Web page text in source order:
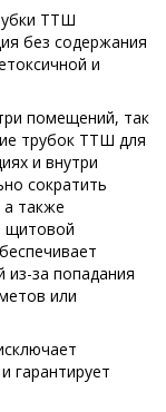
ТТШ
без содержания
и
помещений, так
трубок ТТШ для
и внутри
сократить
а также
щитовой
за попадания
или
гарантирует